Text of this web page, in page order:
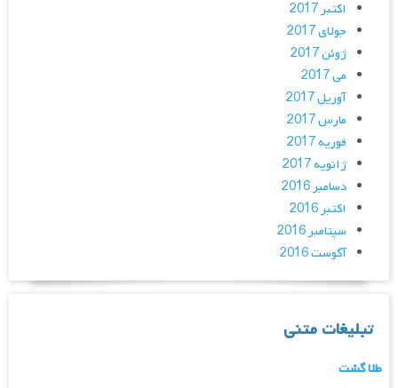
اکتبر 2017
جولای 2017
ژوئن 2017
می 2017
آوریل 2017
مارس 2017
فوریه 2017
ژانویه 2017
دسامبر 2016
اکتبر 2016
سپتامبر 2016
آگوست 2016
تبلیغات متنی
طلا گشت